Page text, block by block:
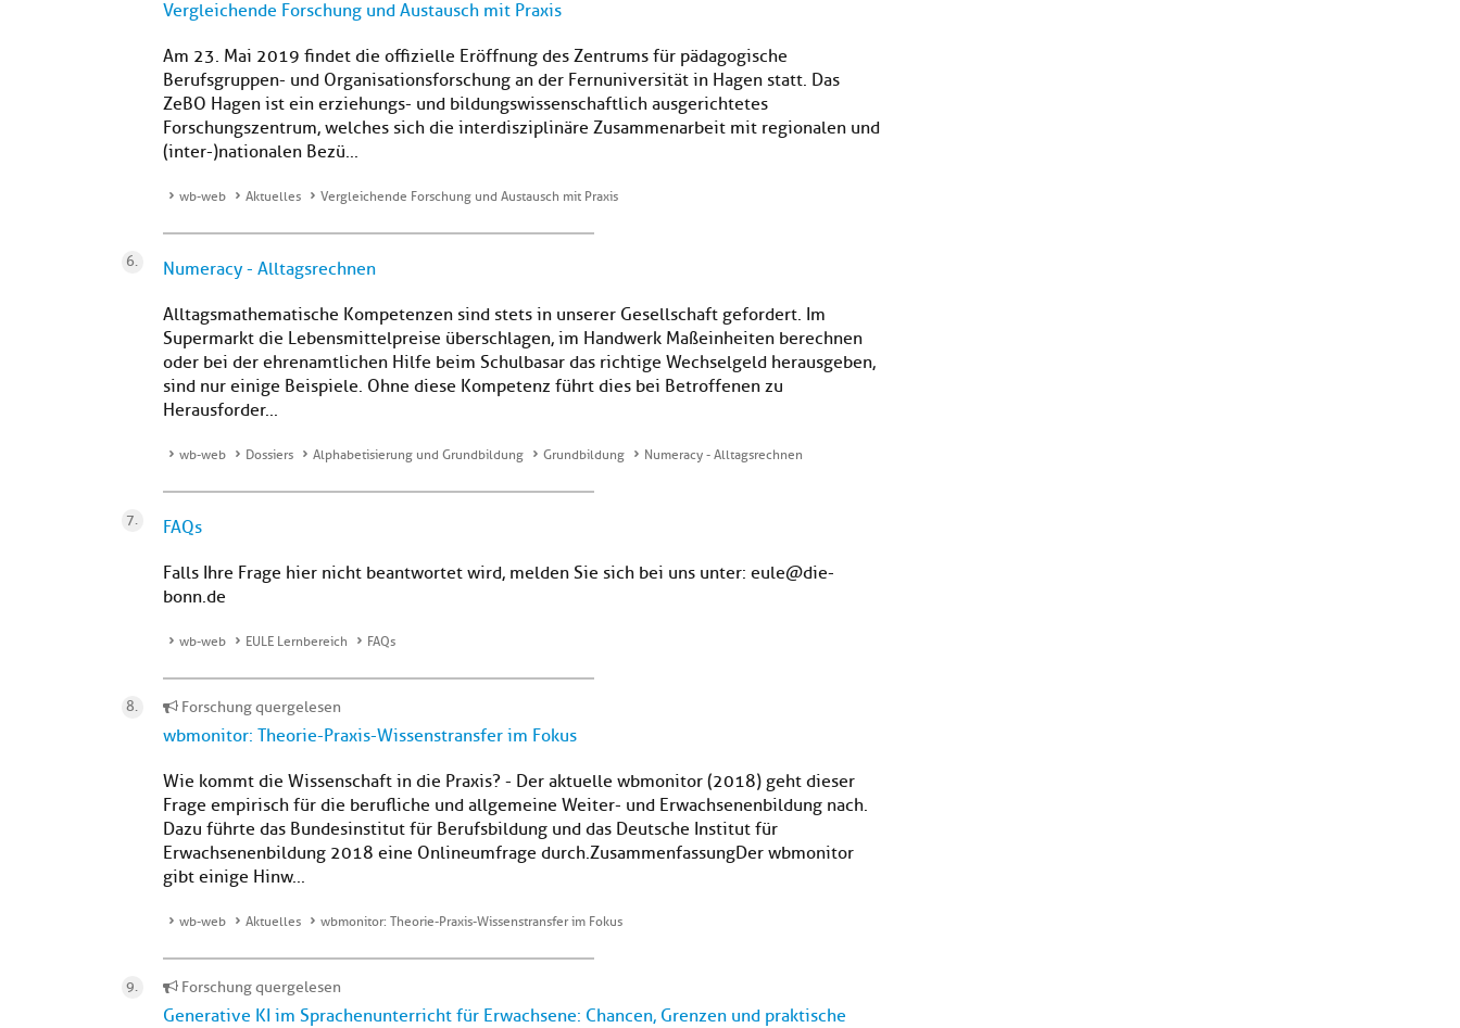
Vergleichende Forschung und Austausch mit Praxis
Am 23. Mai 2019 findet die offizielle Eröffnung des Zentrums für pädagogische
Berufsgruppen- und Organisationsforschung an der Fernuniversität in Hagen statt. Das
ZeBO Hagen ist ein erziehungs- und bildungswissenschaftlich ausgerichtetes
Forschungszentrum, welches sich die interdisziplinäre Zusammenarbeit mit regionalen und
(inter-)nationalen Bezü...
wb-web Aktuelles Vergleichende Forschung und Austausch mit Praxis
Numeracy - Alltagsrechnen
Alltagsmathematische Kompetenzen sind stets in unserer Gesellschaft gefordert. Im
Supermarkt die Lebensmittelpreise überschlagen, im Handwerk Maßeinheiten berechnen
oder bei der ehrenamtlichen Hilfe beim Schulbasar das richtige Wechselgeld herausgeben,
sind nur einige Beispiele. Ohne diese Kompetenz führt dies bei Betroffenen zu
Herausforder...
wb-web Dossiers Alphabetisierung und Grundbildung Grundbildung Numeracy - Alltagsrechnen
FAQs
Falls Ihre Frage hier nicht beantwortet wird, melden Sie sich bei uns unter: eule@die-
bonn.de
wb-web EULE Lernbereich FAQs
Forschung quergelesen
wbmonitor: Theorie-Praxis-Wissenstransfer im Fokus
Wie kommt die Wissenschaft in die Praxis? - Der aktuelle wbmonitor (2018) geht dieser
Frage empirisch für die berufliche und allgemeine Weiter- und Erwachsenenbildung nach.
Dazu führte das Bundesinstitut für Berufsbildung und das Deutsche Institut für
Erwachsenenbildung 2018 eine Onlineumfrage durch.ZusammenfassungDer wbmonitor
gibt einige Hinw...
wb-web Aktuelles wbmonitor: Theorie-Praxis-Wissenstransfer im Fokus
Forschung quergelesen
Generative KI im Sprachenunterricht für Erwachsene: Chancen, Grenzen und praktische